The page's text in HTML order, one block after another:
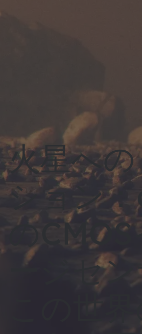
火星へ
ション
の
ージセ
この世界